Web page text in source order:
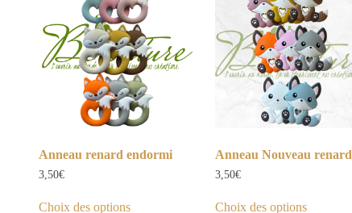
Anneau renard endormi
3,50€
Choix des optionsproduit
Anneau Nouveau renard
3,50€
Choix des optionsproduit